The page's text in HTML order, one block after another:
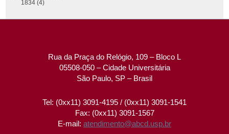
1834 (4)
Rua da Praça do Relógio, 109 – Bloco L
05508-050 – Cidade Universitária
São Paulo, SP – Brasil
Tel: (0xx11) 3091-4195 / (0xx11) 3091-1541
Fax: (0xx11) 3091-1567
E-mail: atendimento@abcd.usp.br